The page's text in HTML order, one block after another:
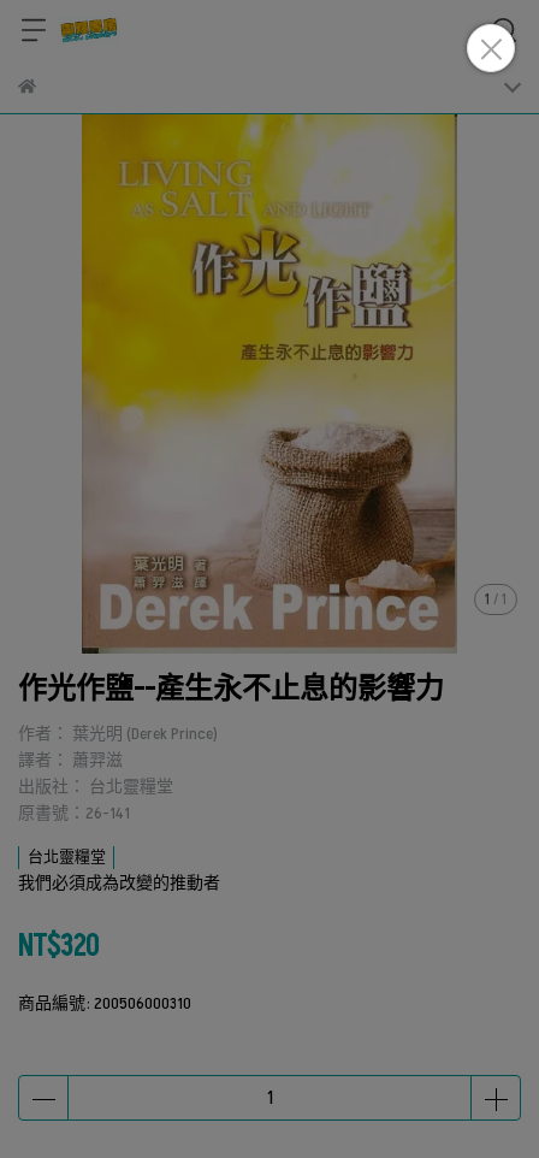
1 /1
作光作鹽--產生永不止息的影響力
作者： 葉光明 (Derek Prince)
譯者： 蕭羿滋
出版社： 台北靈糧堂
原書號：26-141
台北靈糧堂
我們必須成為改變的推動者
NT$320
商品編號: 200506000310